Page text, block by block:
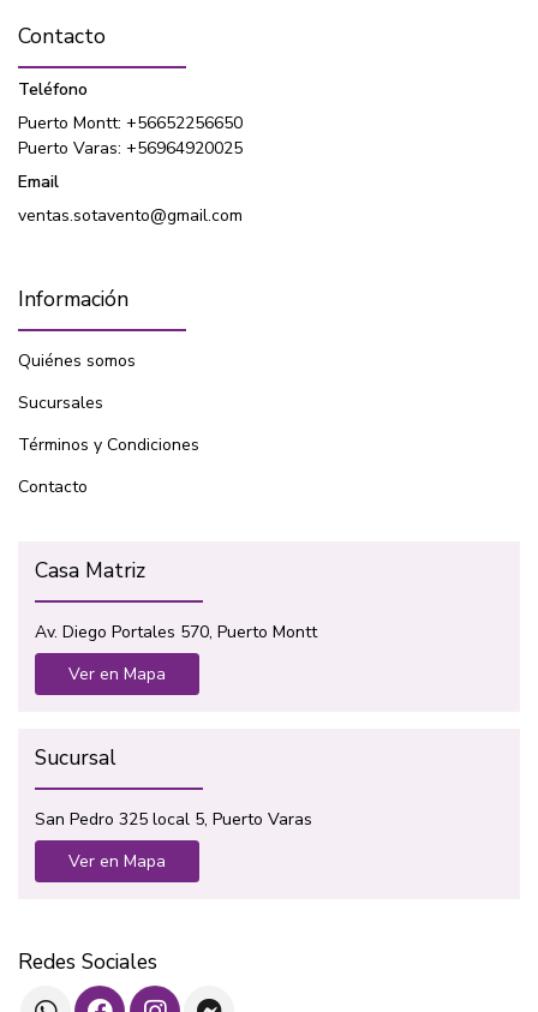
Contacto
Teléfono
Puerto Montt: +56652256650
Puerto Varas: +56964920025
Email
ventas.sotavento@gmail.com
Información
Quiénes somos
Sucursales
Términos y Condiciones
Contacto
Casa Matriz
Av. Diego Portales 570, Puerto Montt
Ver en Mapa
Sucursal
San Pedro 325 local 5, Puerto Varas
Ver en Mapa
Redes Sociales